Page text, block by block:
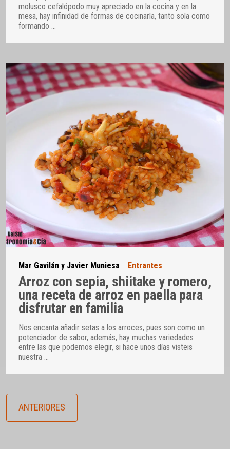
molusco cefalópodo muy apreciado en la cocina y en la
mesa, hay infinidad de formas de cocinarla, tanto sola como
formando …
Mar Gavilán y Javier Muniesa Entrantes
Arroz con sepia, shiitake y romero,
una receta de arroz en paella para
disfrutar en familia
Nos encanta añadir setas a los arroces, pues son como un
potenciador de sabor, además, hay muchas variedades
entre las que podemos elegir, si hace unos días visteis
nuestra
ANTERIORES